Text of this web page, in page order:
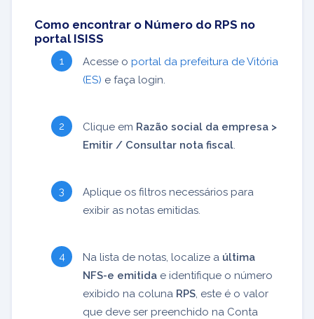
Como encontrar o Número do RPS no
portal ISISS
Acesse o portal da prefeitura de Vitória
(ES) e faça login.
Clique em Razão social da empresa >
Emitir / Consultar nota fiscal.
Aplique os filtros necessários para
exibir as notas emitidas.
Na lista de notas, localize a última
NFS-e emitida e identifique o número
exibido na coluna RPS, este é o valor
que deve ser preenchido na Conta